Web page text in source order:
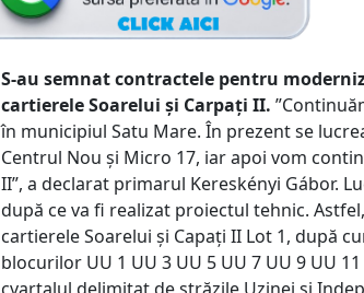
S-au semnat contractele pentru
cartierele Soarelui și Carpați II.
în municipiul Satu Mare. În prezent se
Centrul Nou și Micro 17, iar apoi vom
II”, a declarat primarul Kereskényi Gábor.
după ce va fi realizat proiectul tehnic.
cartierele Soarelui și Capați II Lot 1, după
blocurilor UU 1 UU 3 UU 5 UU 7 UU 9 UU